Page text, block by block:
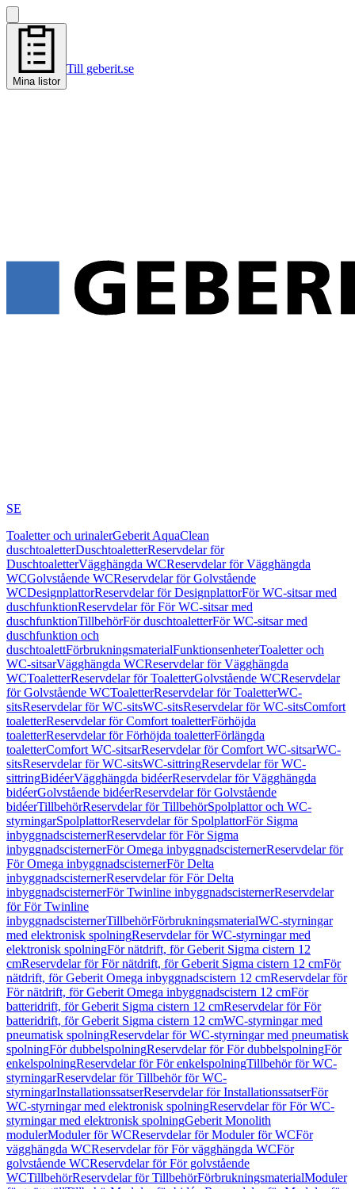
Mina listor
Till geberit.se
SE
Toaletter och urinalerGeberit AquaClean
duschtoaletterDuschtoaletterReservdelar för
DuschtoaletterVägghängda WCReservdelar för Vägghängda
WCGolvstående WCReservdelar för Golvstående
WCDesignplattorReservdelar för DesignplattorFör WC-sitsar med
duschfunktionReservdelar för För WC-sitsar med
duschfunktionTillbehörFör duschtoaletterFör WC-sitsar med
duschfunktion och
duschtoalettFörbrukningsmaterialFunktionsenheterToaletter och
WC-sitsarVägghängda WCReservdelar för Vägghängda
WCToaletterReservdelar för ToaletterGolvstående WCReservdelar
för Golvstående WCToaletterReservdelar för ToaletterWC-
sitsReservdelar för WC-sitsWC-sitsReservdelar för WC-sitsComfort
toaletterReservdelar för Comfort toaletterFörhöjda
toaletterReservdelar för Förhöjda toaletterFörlängda
toaletterComfort WC-sitsarReservdelar för Comfort WC-sitsarWC-
sitsReservdelar för WC-sitsWC-sittringReservdelar för WC-
sittringBidéerVägghängda bidéerReservdelar för Vägghängda
bidéerGolvstående bidéerReservdelar för Golvstående
bidéerTillbehörReservdelar för TillbehörSpolplattor och WC-
styrningarSpolplattorReservdelar för SpolplattorFör Sigma
inbyggnadscisternerReservdelar för För Sigma
inbyggnadscisternerFör Omega inbyggnadscisternerReservdelar för
För Omega inbyggnadscisternerFör Delta
inbyggnadscisternerReservdelar för För Delta
inbyggnadscisternerFör Twinline inbyggnadscisternerReservdelar
för För Twinline
inbyggnadscisternerTillbehörFörbrukningsmaterialWC-styrningar
med elektronisk spolningReservdelar för WC-styrningar med
elektronisk spolningFör nätdrift, för Geberit Sigma cistern 12
cmReservdelar för För nätdrift, för Geberit Sigma cistern 12 cmFör
nätdrift, för Geberit Omega inbyggnadscistern 12 cmReservdelar för
För nätdrift, för Geberit Omega inbyggnadscistern 12 cmFör
batteridrift, för Geberit Sigma cistern 12 cmReservdelar för För
batteridrift, för Geberit Sigma cistern 12 cmWC-styrningar med
pneumatisk spolningReservdelar för WC-styrningar med pneumatisk
spolningFör dubbelspolningReservdelar för För dubbelspolningFör
enkelspolningReservdelar för För enkelspolningTillbehör för WC-
styrningarReservdelar för Tillbehör för WC-
styrningarInstallationssatserReservdelar för InstallationssatserFör
WC-styrningar med elektronisk spolningReservdelar för För WC-
styrningar med elektronisk spolningGeberit Monolith
modulerModuler för WCReservdelar för Moduler för WCFör
vägghängda WCReservdelar för För vägghängda WCFör
golvstående WCReservdelar för För golvstående
WCTillbehörReservdelar för TillbehörFörbrukningsmaterialModuler